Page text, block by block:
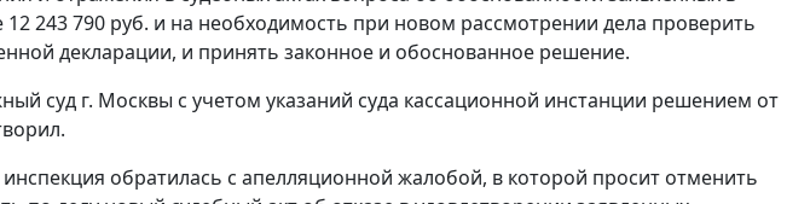
243 790 руб. и на необходимость при новом рассмотрении дела проверить
декларации, и принять законное и обоснованное решение.
суд г. Москвы с учетом указаний суда кассационной инстанции решением от
обратилась с апелляционной жалобой, в которой просит отменить